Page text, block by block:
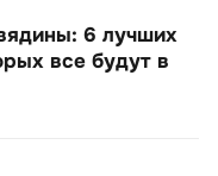
6 лучших
все будут в